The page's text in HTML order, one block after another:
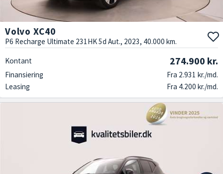
Volvo XC40
P6 Recharge Ultimate 231HK 5d Aut., 2023, 40.000 km.
Kontant 274.900 kr.
Finansiering
Fra 2.931 kr./md.
Leasing
Fra 4.200 kr./md.